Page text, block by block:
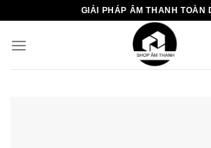
nội
GIẢI PHÁP ÂM THANH TOÀN